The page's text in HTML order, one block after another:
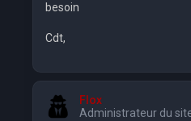
besoin
Cdt,
Flox
Administrateur du